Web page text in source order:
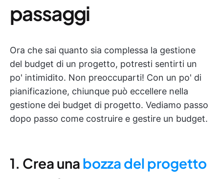
passaggi
Ora che sai quanto sia complessa la gestione
del budget di un progetto, potresti sentirti un
po' intimidito. Non preoccuparti! Con un po' di
pianificazione, chiunque può eccellere nella
gestione dei budget di progetto. Vediamo passo
dopo passo come costruire e gestire un budget.
1. Crea una bozza del progetto